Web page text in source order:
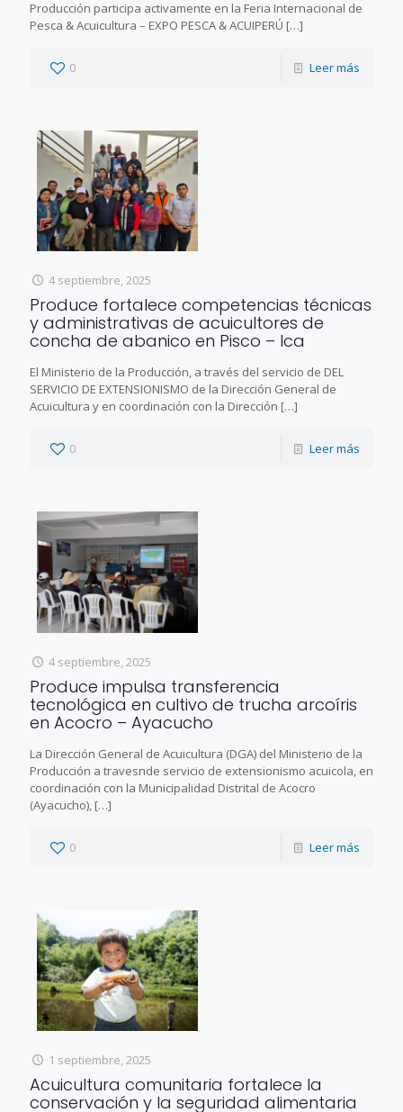
Producción participa activamente en la Feria Internacional de
Pesca & Acuicultura – EXPO PESCA & ACUIPERÚ […]
0 Leer más
4 septiembre, 2025
Produce fortalece competencias técnicas
y administrativas de acuicultores de
concha de abanico en Pisco – Ica
El Ministerio de la Producción, a través del servicio de DEL
SERVICIO DE EXTENSIONISMO de la Dirección General de
Acuicultura y en coordinación con la Dirección […]
0 Leer más
4 septiembre, 2025
Produce impulsa transferencia
tecnológica en cultivo de trucha arcoíris
en Acocro – Ayacucho
La Dirección General de Acuicultura (DGA) del Ministerio de la
Producción a travesnde servicio de extensionismo acuicola, en
coordinación con la Municipalidad Distrital de Acocro
(Ayacucho), […]
0 Leer más
1 septiembre, 2025
Acuicultura comunitaria fortalece la
conservación y la seguridad alimentaria